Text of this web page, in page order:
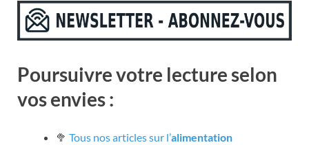
Poursuivre votre lecture selon
vos envies :
🥦 Tous nos articles sur l’alimentation